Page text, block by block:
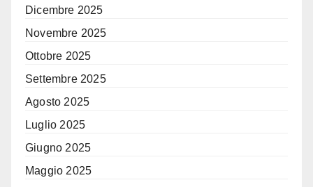
Dicembre 2025
Novembre 2025
Ottobre 2025
Settembre 2025
Agosto 2025
Luglio 2025
Giugno 2025
Maggio 2025